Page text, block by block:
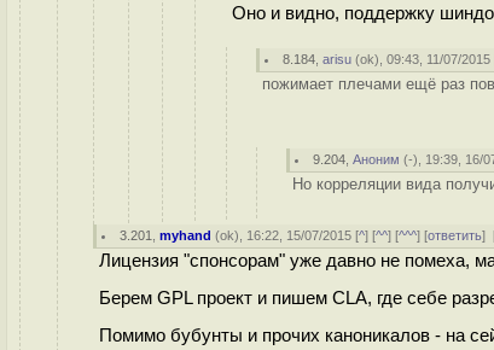
Оно и видно, поддержку
8.184 ,arisu (ok), 09:43, 11/07/2015
пожимает плечами ещё раз
9.204 ,Аноним (-), 19:39, 16/
Но корреляции вида
3.201 ,myhand (ok), 16:22, 15/07/2015 [^] [^^] [^^^] [ответить]
Лицензия "спонсорам" уже давно не помеха,
Берем GPL проект и пишем CLA, где себе
Помимо бубунты и прочих каноникалов - на